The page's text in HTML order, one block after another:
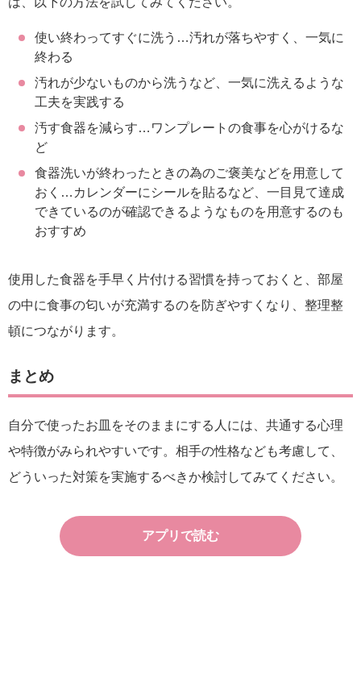
使い終わってすぐに洗う…汚れが落ちやすく、一気に
終わる
汚れが少ないものから洗うなど、一気に洗えるような
工夫を実践する
汚す食器を減らす…ワンプレートの食事を心がけるな
ど
食器洗いが終わったときの為のご褒美などを用意して
おく…カレンダーにシールを貼るなど、一目見て達成
できているのが確認できるようなものを用意するのも
おすすめ
使用した食器を手早く片付ける習慣を持っておくと、部屋
の中に食事の匂いが充満するのを防ぎやすくなり、整理整
頓につながります。
まとめ
自分で使ったお皿をそのままにする人には、共通する心理
や特徴がみられやすいです。相手の性格なども考慮して、
どういった対策を実施するべきか検討してみてください。
アプリで読む